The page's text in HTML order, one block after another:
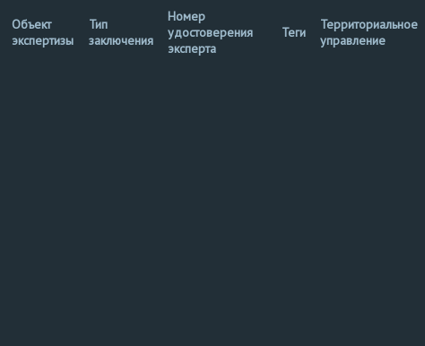
Объект
экспертизы
Тип
заключения
Номер
удостоверения
эксперта
Теги
Территориальное
управление